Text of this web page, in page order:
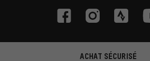
ACHAT SÉCURISÉ